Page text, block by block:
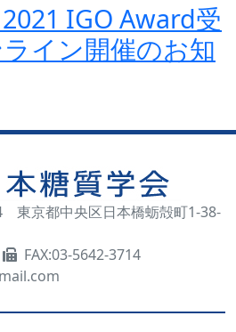
2021 IGO Award受
イン開催のお知
東京都中央区日本橋蛎殻町1-38-
FAX:03-5642-3714